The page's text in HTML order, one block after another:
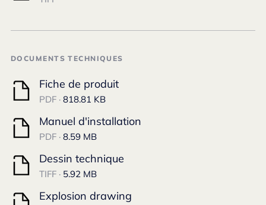
DOCUMENTS TECHNIQUES
Fiche de produit
PDF · 818.81 KB
Manuel d'installation
PDF · 8.59 MB
Dessin technique
TIFF · 5.92 MB
Explosion drawing